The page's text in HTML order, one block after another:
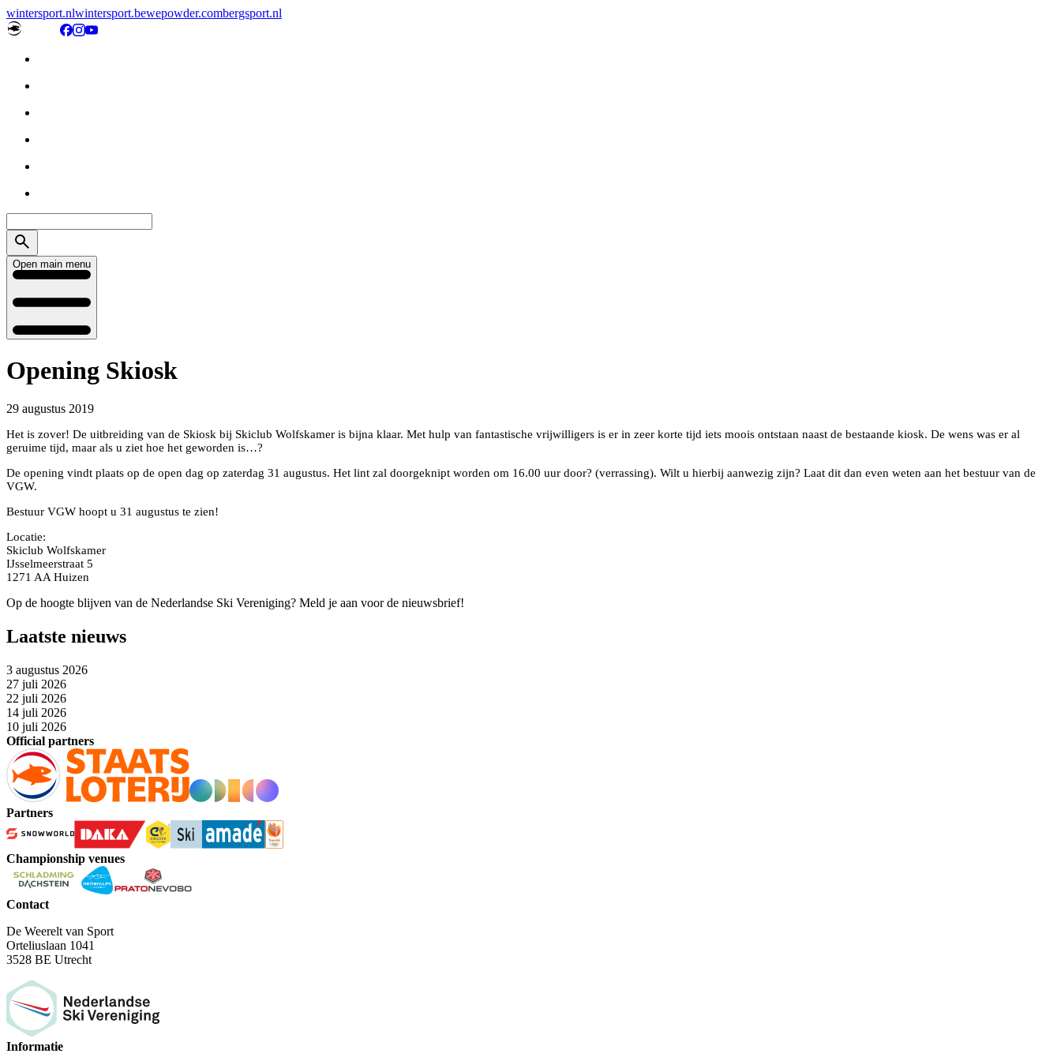
wintersport.nlwintersport.bewepowder.combergsport.nl
Open main menu
Opening Skiosk
29 augustus 2019
Het is zover! De uitbreiding van de Skiosk bij Skiclub Wolfskamer is bijna klaar. Met hulp van fantastische vrijwilligers is er in zeer korte tijd iets moois ontstaan naast de bestaande kiosk. De wens was er al
geruime tijd, maar als u ziet hoe het geworden is…?
De opening vindt plaats op de open dag op zaterdag 31 augustus. Het lint zal doorgeknipt worden om 16.00 uur door? (verrassing). Wilt u hierbij aanwezig zijn? Laat dit dan even weten aan het bestuur van de
VGW.
Bestuur VGW hoopt u 31 augustus te zien!
Locatie:
Skiclub Wolfskamer
IJsselmeerstraat 5
1271 AA Huizen
Op de hoogte blijven van de Nederlandse Ski Vereniging? Meld je aan voor de nieuwsbrief!
Laatste nieuws
3 augustus 2026
27 juli 2026
22 juli 2026
14 juli 2026
10 juli 2026
Official partners
Partners
Championship venues
Contact
De Weerelt van Sport
Orteliuslaan 1041
3528 BE Utrecht
Informatie